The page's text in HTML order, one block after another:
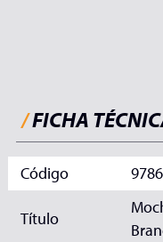
/FICHA
Código
Título